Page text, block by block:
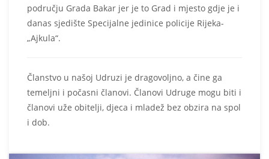
području Grada Bakar jer je to Grad i mjesto gdje je i
danas sjedište Specijalne jedinice policije Rijeka-
„Ajkula“.
Članstvo u našoj Udruzi je dragovoljno, a čine ga
temeljni i počasni članovi. Članovi Udruge mogu biti i
članovi uže obitelji, djeca i mladež bez obzira na spol
i dob.